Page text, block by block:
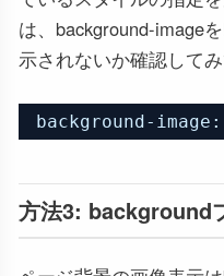
は、background-image
示されないか確認してみ
background-
方法3: background